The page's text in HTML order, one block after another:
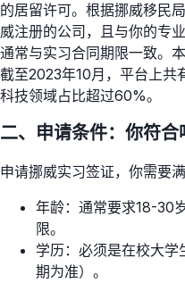
的居留许可。根据挪威移民
威注册的公司，且与你的专
通常与实习合同期限一致。
截至2023年10月，平台上共
科技领域占比超过60%。
二、申请条件：你符合
申请挪威实习签证，你需要满
年龄：通常要求18-30
限。
学历：必须是在校大学
期为准）。